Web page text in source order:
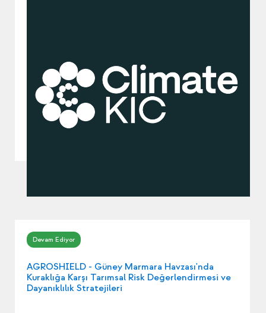
AGROSHIELD - Güney Marmara Havzası'nda
Kuraklığa Karşı Tarımsal Risk Değerlendirmesi ve
Dayanıklılık Stratejileri